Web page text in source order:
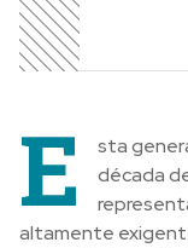
E
sta
década
altamente